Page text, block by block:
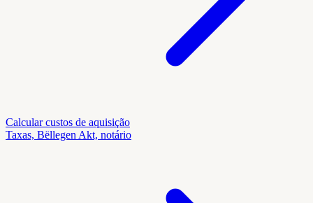
Calcular custos de aquisição
Taxas, Bëllegen Akt, notário